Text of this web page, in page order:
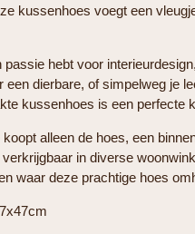
kussenhoes voegt een
passie hebt voor
een dierbare, of simpelweg je
kussenhoes is een perfecte
alleen de hoes, een
in diverse
waar deze prachtige hoes